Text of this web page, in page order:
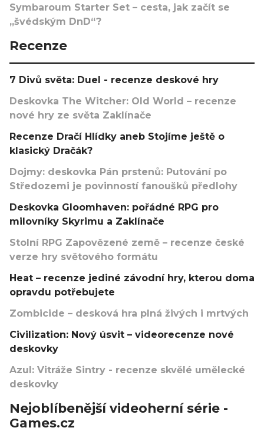
Symbaroum Starter Set – cesta, jak začít se
„švédským DnD“?
Recenze
7 Divů světa: Duel - recenze deskové hry
Deskovka The Witcher: Old World – recenze
nové hry ze světa Zaklínače
Recenze Dračí Hlídky aneb Stojíme ještě o
klasický Dračák?
Dojmy: deskovka Pán prstenů: Putování po
Středozemi je povinností fanoušků předlohy
Deskovka Gloomhaven: pořádné RPG pro
milovníky Skyrimu a Zaklínače
Stolní RPG Zapovězené země – recenze české
verze hry světového formátu
Heat – recenze jediné závodní hry, kterou doma
opravdu potřebujete
Zombicide – desková hra plná živých i mrtvých
Civilization: Nový úsvit – videorecenze nové
deskovky
Azul: Vitráže Sintry - recenze skvělé umělecké
deskovky
Nejoblíbenější videoherní série -
Games.cz